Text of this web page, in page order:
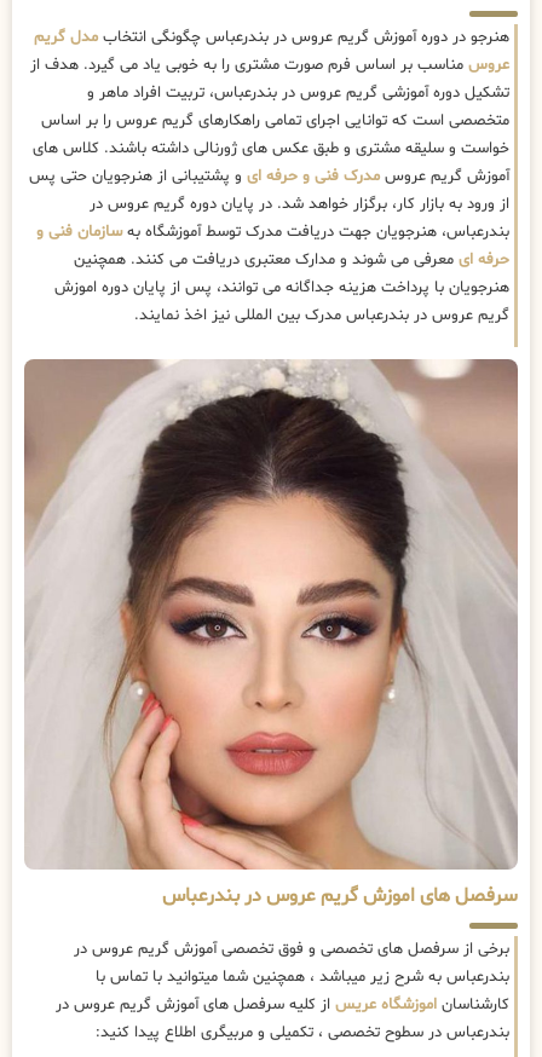
هنرجو در دوره آموزش گریم عروس در بندرعباس چگونگی انتخاب مدل گریم
عروس مناسب بر اساس فرم صورت مشتری را به خوبی یاد می گیرد. هدف از
تشکیل دوره آموزشی گریم عروس در بندرعباس، تربیت افراد ماهر و
متخصصی است که توانایی اجرای تمامی راهکارهای گریم عروس را بر اساس
خواست و سلیقه مشتری و طبق عکس های ژورنالی داشته باشند. کلاس های
آموزش گریم عروس مدرک فنی و حرفه ای و پشتیبانی از هنرجویان حتی پس
از ورود به بازار کار، برگزار خواهد شد. در پایان دوره گریم عروس در
بندرعباس، هنرجویان جهت دریافت مدرک توسط آموزشگاه بهسازمان فنی و
حرفه ای معرفی می شوند و مدارک معتبری دریافت می کنند. همچنین
هنرجویان با پرداخت هزینه جداگانه می توانند، پس از پایان دوره اموزش
گریم عروس در بندرعباس مدرک بین المللی نیز اخذ نمایند.
سرفصل های اموزش گریم عروس در بندرعباس
برخی از سرفصل های تخصصی و فوق تخصصی آموزش گریم عروس در
بندرعباس به شرح زیر میباشد ، همچنین شما میتوانید با تماس با
کارشناسان اموزشگاه عریس از کلیه سرفصل های آموزش گریم عروس در
بندرعباس در سطوح تخصصی ، تکمیلی و مربیگری اطلاع پیدا کنید: